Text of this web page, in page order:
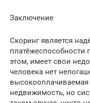
Заключение
Скоринг является
платёжеспособности
этом, имеет свои
человека нет
высокооплачиваемая
недвижимость, но